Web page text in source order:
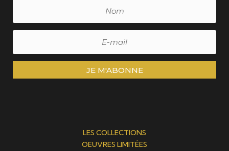
JE M'ABONNE
LES COLLECTIONS
OEUVRES LIMITÉES